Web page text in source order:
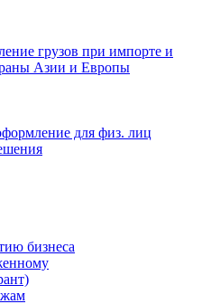
грузов при импорте и
Азии и Европы
для физ. лиц
бизнеса